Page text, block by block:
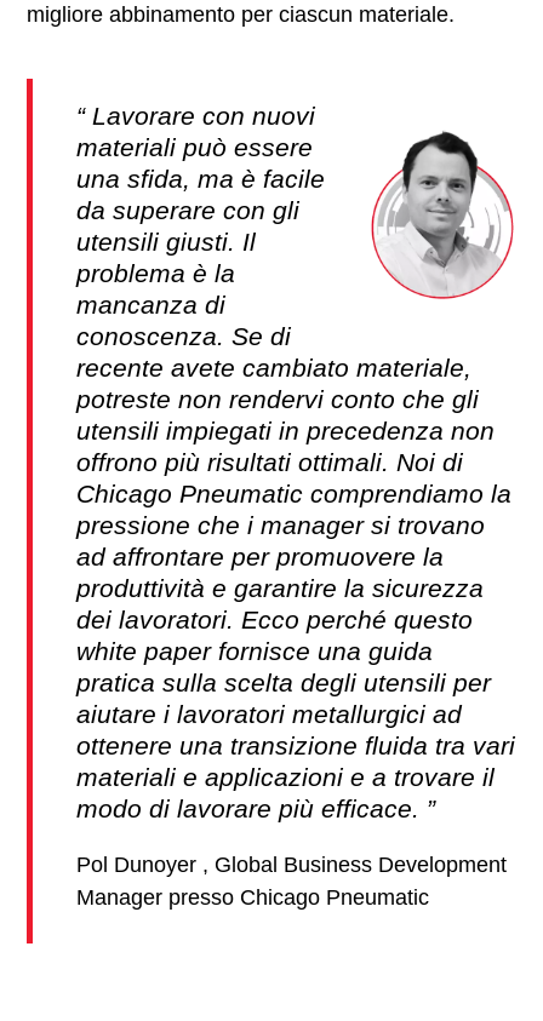
migliore abbinamento per ciascun materiale.
Lavorare con nuovi
materiali può essere
una sfida, ma è facile
da superare con gli
utensili giusti. Il
problema è la
mancanza di
conoscenza. Se di
recente avete cambiato materiale,
potreste non rendervi conto che gli
utensili impiegati in precedenza non
offrono più risultati ottimali. Noi di
Chicago Pneumatic comprendiamo la
pressione che i manager si trovano
ad affrontare per promuovere la
produttività e garantire la sicurezza
dei lavoratori. Ecco perché questo
white paper fornisce una guida
pratica sulla scelta degli utensili per
aiutare i lavoratori metallurgici ad
ottenere una transizione fluida tra vari
materiali e applicazioni e a trovare il
modo di lavorare più efficace.
Pol Dunoyer , Global Business Development
Manager presso Chicago Pneumatic